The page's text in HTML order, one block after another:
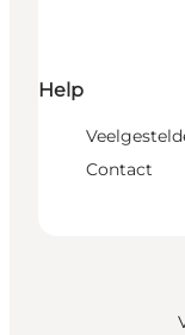
Help
Contact